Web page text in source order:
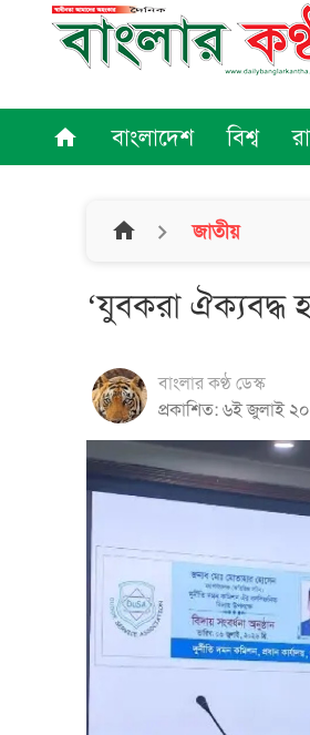
home বাংলাদেশ বিশ্ব
home জাতীয়
‘যুবকরা ঐক্যবদ্ধ
বাংলার কণ্ঠ ডেস্ক
প্রকাশিত: ৬ই জুলাই